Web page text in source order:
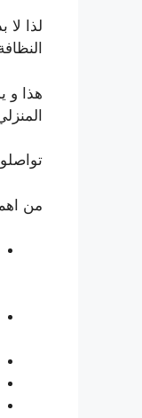
لذا
هذا و
من